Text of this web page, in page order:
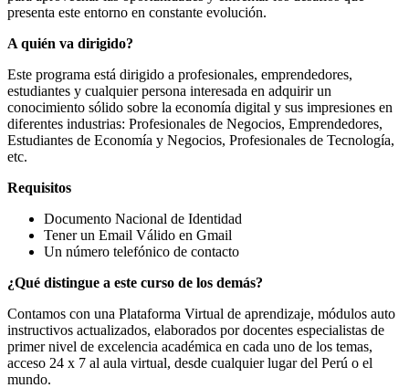
presenta este entorno en constante evolución.
A quién va dirigido?
Este programa está dirigido a profesionales, emprendedores,
estudiantes y cualquier persona interesada en adquirir un
conocimiento sólido sobre la economía digital y sus impresiones en
diferentes industrias: Profesionales de Negocios, Emprendedores,
Estudiantes de Economía y Negocios, Profesionales de Tecnología,
etc.
Requisitos
Documento Nacional de Identidad
Tener un Email Válido en Gmail
Un número telefónico de contacto
¿Qué distingue a este curso de los demás?
Contamos con una Plataforma Virtual de aprendizaje, módulos auto
instructivos actualizados, elaborados por docentes especialistas de
primer nivel de excelencia académica en cada uno de los temas,
acceso 24 x 7 al aula virtual, desde cualquier lugar del Perú o el
mundo.